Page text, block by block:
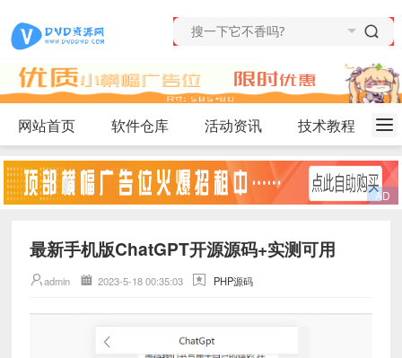
网站首页 软件仓库 活动资讯 技术教程
最新手机版ChatGPT开源源码+实测可用
admin 2023-5-18 00:35:03 PHP源码